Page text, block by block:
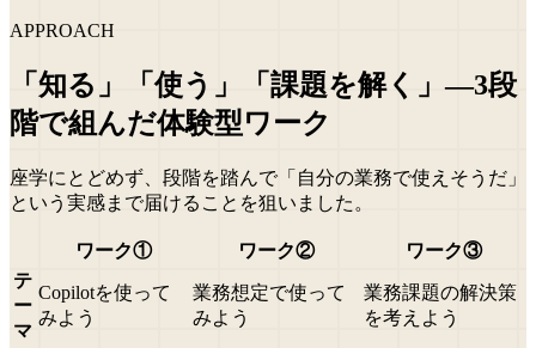
APPROACH
「知る」「使う」「課題を解く」—3段
階で組んだ体験型ワーク
座学にとどめず、段階を踏んで「自分の業務で使えそうだ」
という実感まで届けることを狙いました。
ワーク① ワーク②
ワーク③
テ
ー
マ
Copilotを使って
みよう
業務想定で使って
みよう
業務課題の解決策
を考えよう